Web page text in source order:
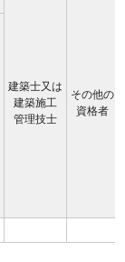
建築士又は
建築施工
管理技士
その他の
資格者